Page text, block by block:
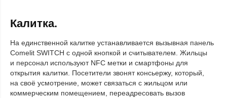
Калитка.
На единственной калитке устанавливается вызывная панель
Comelit SWITCH с одной кнопкой и считывателем. Жильцы
и персонал используют NFC метки и смартфоны для
открытия калитки. Посетители звонят консьержу, который,
на своё усмотрение, может связаться с жильцом или
коммерческим помещением, переадресовать вызов